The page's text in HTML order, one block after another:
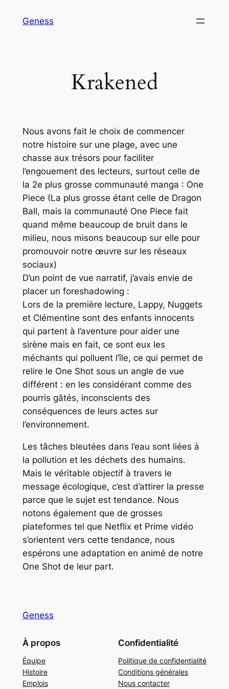
Geness
Krakened
Nous avons fait le choix de commencer
notre histoire sur une plage, avec une
chasse aux trésors pour faciliter
l’engouement des lecteurs, surtout celle de
la 2e plus grosse communauté manga : One
Piece (La plus grosse étant celle de Dragon
Ball, mais la communauté One Piece fait
quand même beaucoup de bruit dans le
milieu, nous misons beaucoup sur elle pour
promouvoir notre œuvre sur les réseaux
sociaux)
D’un point de vue narratif, j’avais envie de
placer un foreshadowing :
Lors de la première lecture, Lappy, Nuggets
et Clémentine sont des enfants innocents
qui partent à l’aventure pour aider une
sirène mais en fait, ce sont eux les
méchants qui polluent l’île, ce qui permet de
relire le One Shot sous un angle de vue
différent : en les considérant comme des
pourris gâtés, inconscients des
conséquences de leurs actes sur
l’environnement.
Les tâches bleutées dans l’eau sont liées à
la pollution et les déchets des humains.
Mais le véritable objectif à travers le
message écologique, c’est d’attirer la presse
parce que le sujet est tendance. Nous
notons également que de grosses
plateformes tel que Netflix et Prime vidéo
s’orientent vers cette tendance, nous
espérons une adaptation en animé de notre
One Shot de leur part.
Geness
À propos
Équipe
Histoire
Emplois
Confidentialité
Politique de confidentialité
Conditions générales
Nous contacter